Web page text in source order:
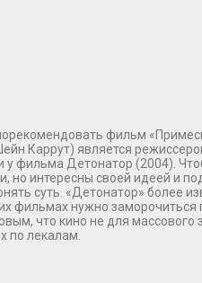
фильм
Каррут) является
у фильма Детонатор (2004).
но интересны своей идеей и
суть. «Детонатор» более
фильмах нужно
что кино не для массового
по лекалам.